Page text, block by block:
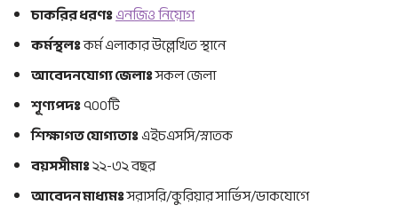
চাকরির ধরণঃএনজিও নিয়োগ
কর্মস্থলঃকর্ম এলাকার উল্লেখিত স্থানে
আবেদনযোগ্য জেলাঃসকল জেলা
শূণ্যপদঃ৭০০টি
শিক্ষাগত যোগ্যতাঃএইচএসসি/স্নাতক
বয়সসীমাঃ২২-৩২ বছর
আবেদন মাধ্যমঃসরাসরি/কুরিয়ার সার্ভিস/ডাকযোগে